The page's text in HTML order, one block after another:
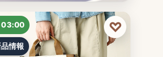
03:00
情報
♡